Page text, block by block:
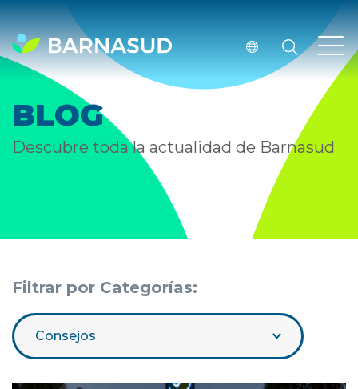
BLOG
Descubre toda la actualidad de Barnasud
Filtrar por Categorías:
Consejos